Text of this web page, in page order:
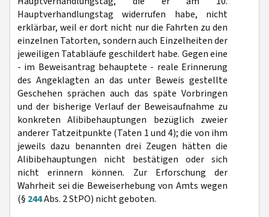
Hauptverhandlungstag widerrufen habe, nicht
erklärbar, weil er dort nicht nur die Fahrten zu den
einzelnen Tatorten, sondern auch Einzelheiten der
jeweiligen Tatabläufe geschildert habe. Gegen eine
- im Beweisantrag behauptete - reale Erinnerung
des Angeklagten an das unter Beweis gestellte
Geschehen sprächen auch das späte Vorbringen
und der bisherige Verlauf der Beweisaufnahme zu
konkreten Alibibehauptungen bezüglich zweier
anderer Tatzeitpunkte (Taten 1 und 4); die von ihm
jeweils dazu benannten drei Zeugen hätten die
Alibibehauptungen nicht bestätigen oder sich
nicht erinnern können. Zur Erforschung der
Wahrheit sei die Beweiserhebung von Amts wegen
(§ 244Abs. 2 StPO) nicht geboten.